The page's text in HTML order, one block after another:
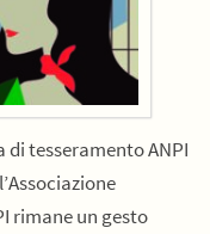
tesseramento ANPI
rimane un gesto